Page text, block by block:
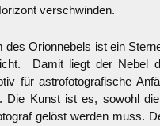
verschwinden.
des Orionnebels ist ein
Damit liegt der Nebel
für astrofotografische
Die Kunst ist es, sowohl
gelöst werden muss.